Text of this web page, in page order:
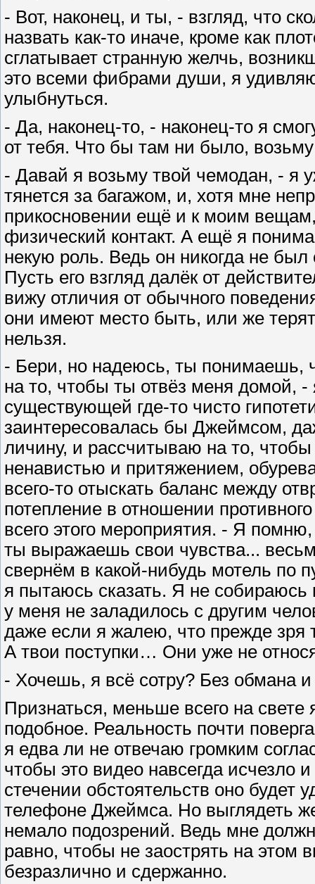
- Вот, наконец, и ты, - взгляд, что
назвать как-то иначе, кроме как
сглатывает странную желчь,
это всеми фибрами души, я
улыбнуться.
- Да, наконец-то, - наконец-то я
от тебя. Что бы там ни было, возьму
- Давай я возьму твой чемодан, - я
тянется за багажом, и, хотя мне
прикосновении ещё и к моим
физический контакт. А ещё я
некую роль. Ведь он никогда не
Пусть его взгляд далёк от
вижу отличия от обычного
они имеют место быть, или же
нельзя.
- Бери, но надеюсь, ты понимаешь,
на то, чтобы ты отвёз меня домой,
существующей где-то чисто
заинтересовалась бы Джеймсом,
личину, и рассчитываю на то,
ненавистью и притяжением,
всего-то отыскать баланс между
потепление в отношении
всего этого мероприятия. - Я
ты выражаешь свои чувства...
свернём в какой-нибудь мотель по
я пытаюсь сказать. Я не собираюсь
у меня не заладилось с другим
даже если я жалею, что прежде зря
А твои поступки… Они уже не
- Хочешь, я всё сотру? Без обмана и
Признаться, меньше всего на
подобное. Реальность почти
я едва ли не отвечаю громким
чтобы это видео навсегда исчезло
стечении обстоятельств оно будет
телефоне Джеймса. Но выглядеть
немало подозрений. Ведь мне
равно, чтобы не заострять на этом
безразлично и сдержанно.